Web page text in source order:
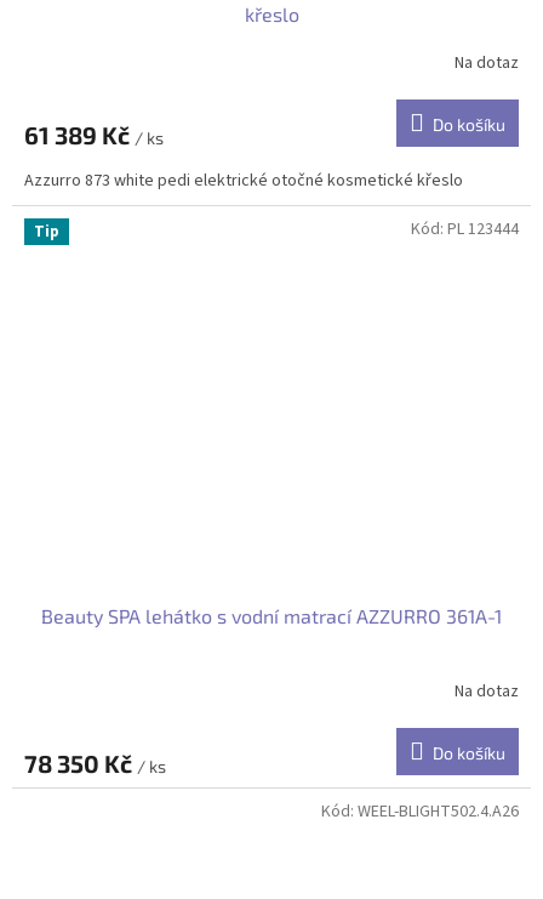
křeslo
Na dotaz
61 389 Kč / ks
Do košíku
Azzurro 873 white pedi elektrické otočné kosmetické křeslo
Tip
Beauty SPA lehátko s vodní matrací AZZURRO 361A-1
Na dotaz
78 350 Kč / ks
Do košíku
Kód: PL 123444
Kód: WEEL-BLIGHT502.4.A26